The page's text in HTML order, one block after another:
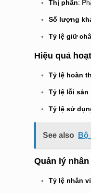
Thị phần:
Số lượng
Tỷ lệ giữ
Hiệu quả
Tỷ lệ hoàn
Tỷ lệ lỗi sản
Tỷ lệ sử
See also Bộ
Quản lý
Tỷ lệ nhân